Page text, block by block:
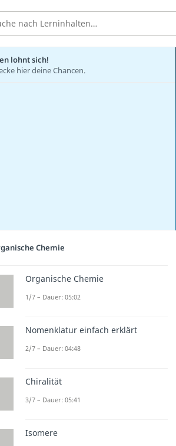
lohnt sich!
hier deine Chancen.
Chemie
Organische Chemie
1/7 – Dauer: 05:02
Nomenklatur einfach erklärt
2/7 – Dauer: 04:48
Chiralität
3/7 – Dauer: 05:41
Isomere